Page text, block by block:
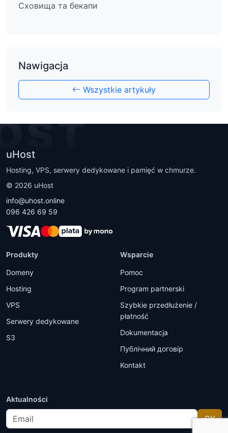
Сховища та бекапи
Nawigacja
Wszystkie artykuły
uHost
Hosting, VPS, serwery dedykowane i pamięć w chmurze.
© 2026 uHost
info@uhost.online
096 426 69 59
Produkty
Domeny
Hosting
VPS
Serwery dedykowane
S3
Wsparcie
Pomoc
Program partnerski
Szybkie przedłużenie /
płatność
Dokumentacja
Публічний договір
Kontakt
Aktualności
Email OK